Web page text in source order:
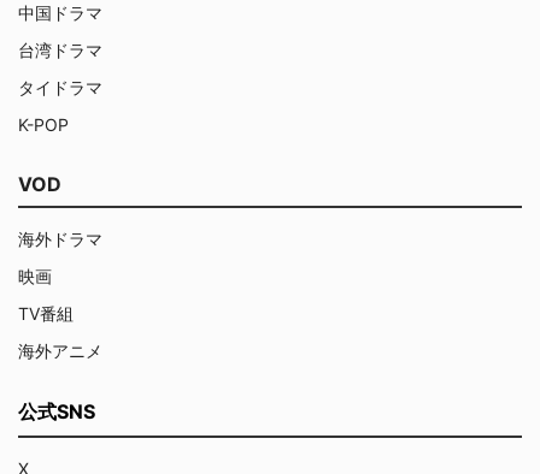
中国ドラマ
台湾ドラマ
タイドラマ
K-POP
VOD
海外ドラマ
映画
TV番組
海外アニメ
公式SNS
X